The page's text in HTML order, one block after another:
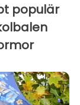
populär